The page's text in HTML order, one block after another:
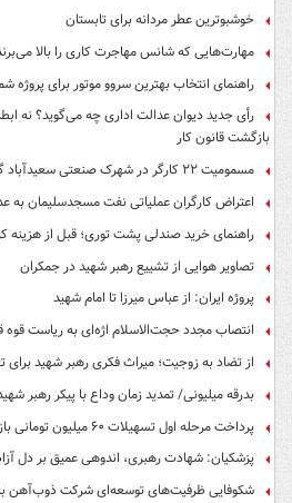
خوشبوترین عطر مردانه برای تابستان
مهارت‌هایی که شانس مهاجرت کاری را بالا
راهنمای انتخاب بهترین سروو موتور برای پروژه
رأی جدید دیوان عدالت اداری چه می‌گوید؟ نه
بازگشت قانون کار
مسمومیت ۲۲ کارگر در شهرک صنعتی سعیدآباد گلپایگان بر اثر نشت گاز کلر
اعتراض کارگران عملیاتی نفت مسجدسلیمان به
راهنمای خرید صندلی پشت توری؛ قبل از هزینه
تصاویر هوایی از تشییع رهبر شهید در جمکران
پروژه ایران: از عباس میرزا تا امام شهید
انتصاب مجدد حجت‌الاسلام اژه‌ای به ریاست قوه‌
از تضاد به زوجیت؛ میراث فکری رهبر شهید برای
بدرقه میلیونی/ تمدید زمان وداع با پیکر رهبر شهید
پرداخت مرحله اول تسهیلات ۶۰ میلیون تومانی بازنشستگان تامین اجتماعی
پزشکیان: شهادت رهبری، اندوهی عمیق بر دل
شکوفایی ظرفیت‌های توسعه‌ای شرکت ذوب‌آهن با